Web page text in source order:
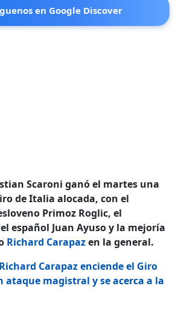
en Google Discover
Scaroni ganó el martes una
de Italia alocada, con el
Primoz Roglic, el
español Juan Ayuso y la mejoría
Richard Carapazen la general.
Richard Carapaz enciende el Giro
ataque magistral y se acerca a la